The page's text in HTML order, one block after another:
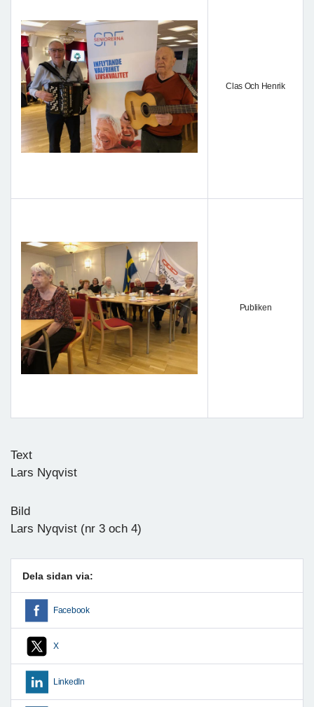
Clas Och Henrik
Publiken
Text
Lars Nyqvist
Bild
Lars Nyqvist (nr 3 och 4)
Dela sidan via:
Facebook
X
LinkedIn